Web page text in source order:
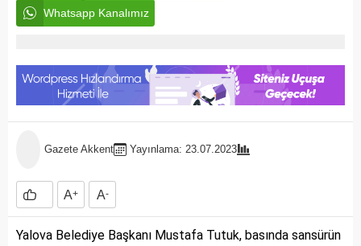
Whatsapp Kanalımız
Gazete Akkent Yayınlama: 23.07.2023
A+ A-
Yalova Belediye Başkanı Mustafa Tutuk, basında sansürün